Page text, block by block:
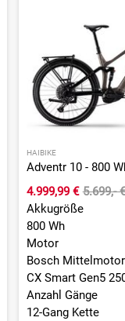
HAIBIKE
Adventr 10 - 800
4.999,99 € 5.699,-
Akkugröße
800 Wh
Motor
Bosch
CX Smart Gen5
Anzahl Gänge
12-Gang Kette